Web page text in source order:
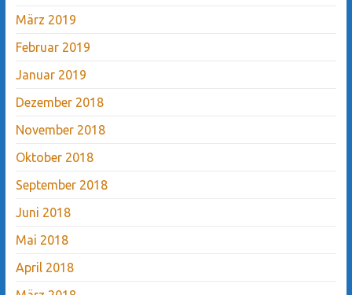
März 2019
Februar 2019
Januar 2019
Dezember 2018
November 2018
Oktober 2018
September 2018
Juni 2018
Mai 2018
April 2018